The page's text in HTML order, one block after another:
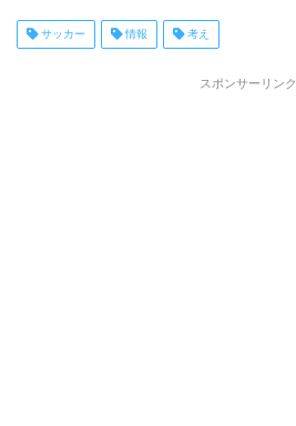
サッカー 情報 考え
スポンサーリンク